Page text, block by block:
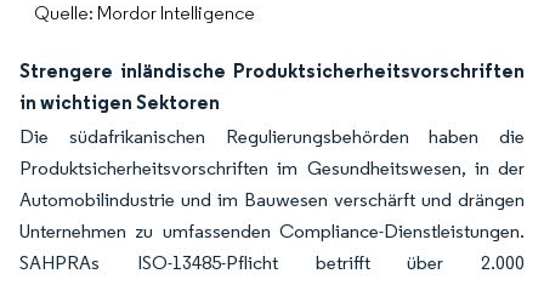
Quelle: Mordor Intelligence
Strengere inländische Produktsicherheitsvorschriften
in wichtigen Sektoren
Die südafrikanischen Regulierungsbehörden haben die
Produktsicherheitsvorschriften im Gesundheitswesen, in der
Automobilindustrie und im Bauwesen verschärft und drängen
Unternehmen zu umfassenden Compliance-Dienstleistungen.
SAHPRAs ISO-13485-Pflicht betrifft über 2.000